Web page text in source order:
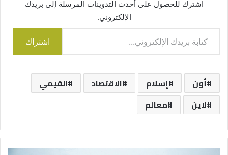
اشترك للحصول على أحدث التدوينات المرسلة إلى بريدك
الإلكتروني.
كتابة بريدك الإلكتروني...
اشتراك
أون إسلام الاقتصاد
القيمي
لاين
معالم